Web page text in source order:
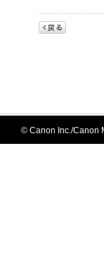
© Canon Inc./Canon